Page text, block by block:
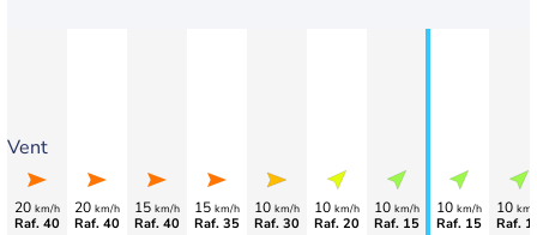
Vent
20 km/h
Raf. 40
20 km/h
Raf. 40
15 km/h
Raf. 40
15 km/h
Raf. 35
10 km/h
Raf. 30
10 km/h
Raf. 20
10 km/h
Raf. 15
10 km/h
Raf. 15
10
Raf.